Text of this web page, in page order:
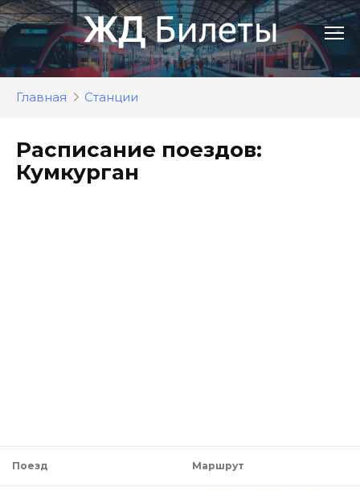
Перейти
к
контенту
Главная Станции
Расписание поездов:
Кумкурган
Поезд Маршрут